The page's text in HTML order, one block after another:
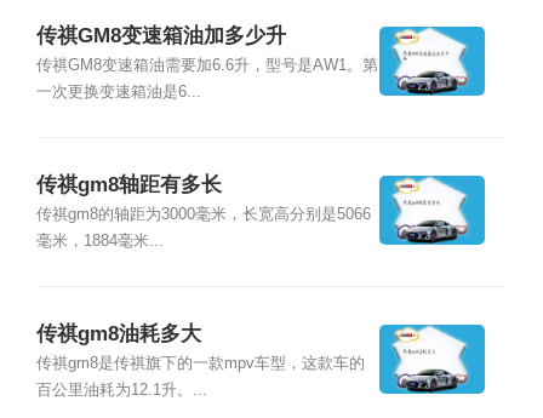
传祺GM8变速箱油加多少升
传祺GM8变速箱油需要加6.6升，型号是AW1。第
一次更换变速箱油是6...
传祺gm8轴距有多长
传祺gm8的轴距为3000毫米，长宽高分别是5066
毫米，1884毫米...
传祺gm8油耗多大
传祺gm8是传祺旗下的一款mpv车型，这款车的
百公里油耗为12.1升。...